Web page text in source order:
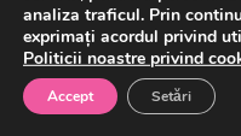
Facebook
analiza traficul. Prin
exprimați acordul privind
Politicii noastre privind
Accept Setări